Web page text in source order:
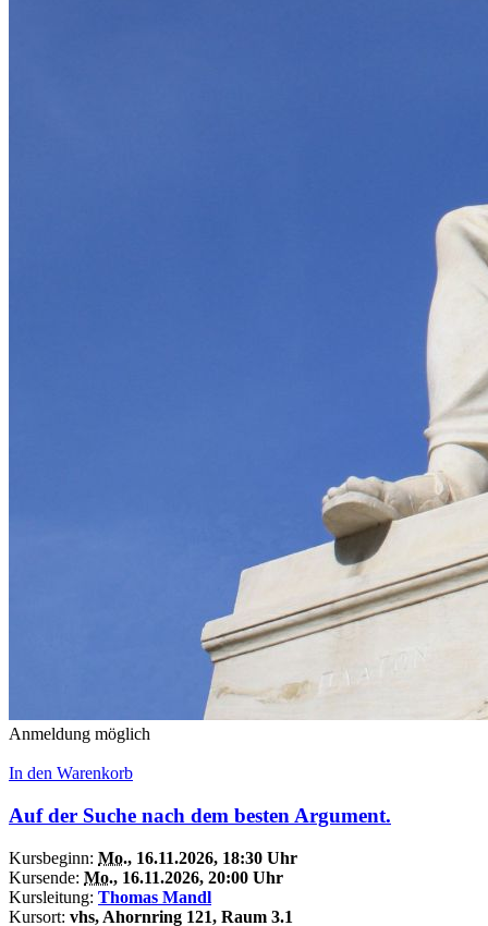
Anmeldung möglich
In den Warenkorb
Auf der Suche nach dem besten Argument.
Kursbeginn: Mo., 16.11.2026, 18:30 Uhr
Kursende: Mo., 16.11.2026, 20:00 Uhr
Kursleitung: Thomas Mandl
Kursort: vhs, Ahornring 121, Raum 3.1